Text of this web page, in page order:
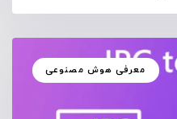
معرفی هوش مصنوعی